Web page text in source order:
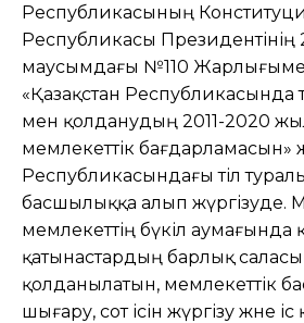
Республикасының
Республикасы Президентінің
маусымдағы №110 Жарлығымен
«Қазақстан Республикасында
мен қолданудың 2011-2020
мемлекеттік бағдарламасын»
Республикасындағы тіл
басшылыққа алып жүргізуде.
мемлекеттің бүкіл аумағында
қатынастардың барлық
қолданылатын, мемлекеттік
шығару, сот ісін жүргізу және